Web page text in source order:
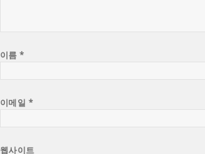
이름*
이메일 *
웹사이트